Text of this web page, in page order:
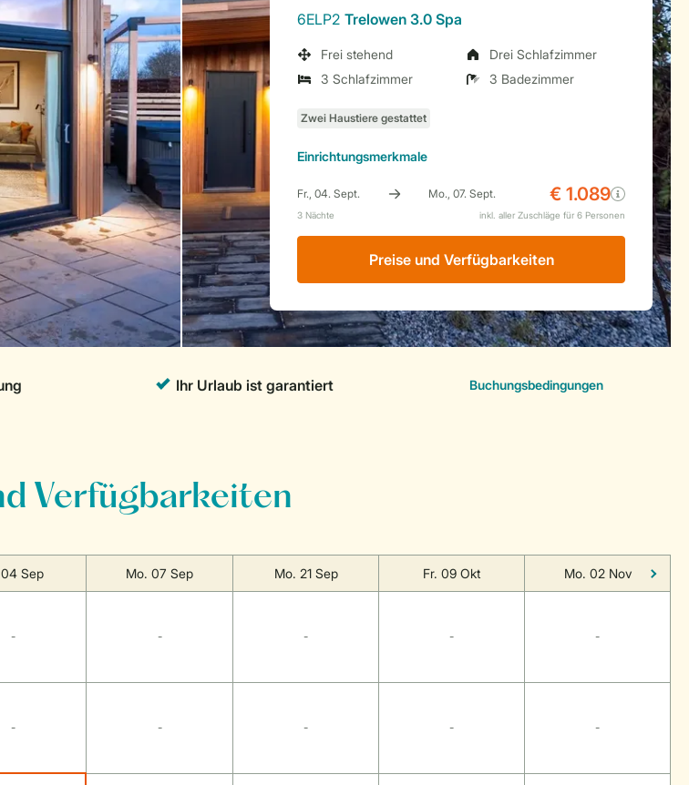
6ELP2 Trelowen 3.0 Spa
Frei stehend
Drei Schlafzimmer
3 Schlafzimmer
3 Badezimmer
Einrichtungsmerkmale
Preise und Verfügbarkeiten
Verfügbarkeiten
04 Sep Mo. 07 Sep Mo. 21 Sep Fr. 09 Okt Mo. 02 Nov
- - - - -
- - - - -